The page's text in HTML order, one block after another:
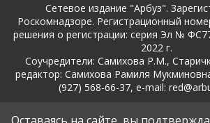
Сетевое издание "Арбуз".
Роскомнадзоре. Регистрационный
решения о регистрации: серия Эл №
2022 г.
Соучредители: Самихова Р.М.,
редактор: Самихова Рамиля
(927) 568-66-37, e-mail:
Политика в отношении обработки и